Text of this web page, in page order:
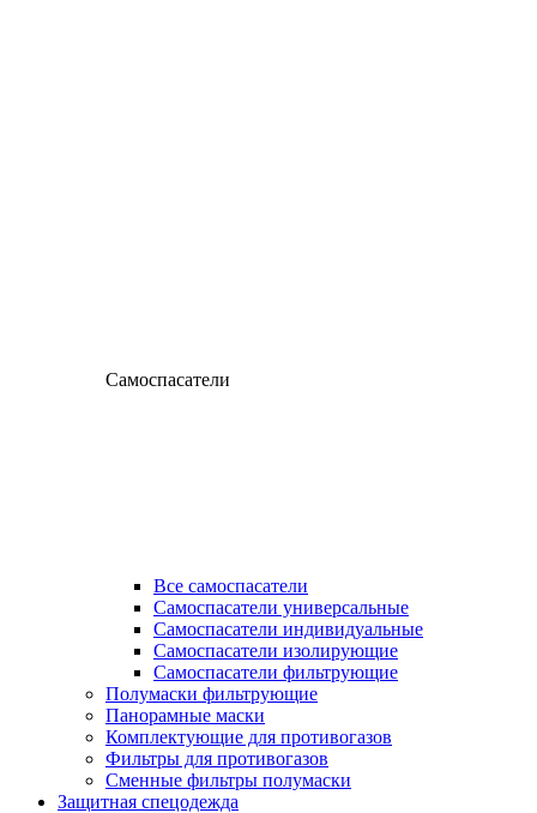
Самоспасатели
Все самоспасатели
Самоспасатели универсальные
Самоспасатели индивидуальные
Самоспасатели изолирующие
Самоспасатели фильтрующие
Полумаски фильтрующие
Панорамные маски
Комплектующие для противогазов
Фильтры для противогазов
Сменные фильтры полумаски
Защитная спецодежда